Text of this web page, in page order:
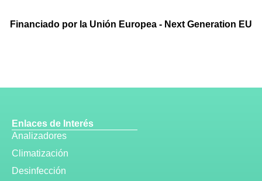
Financiado por la Unión Europea - Next Generation EU
Enlaces de Interés
Analizadores
Climatización
Desinfección